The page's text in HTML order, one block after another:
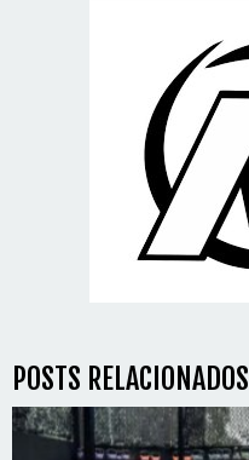
POSTS RELACIONADOS